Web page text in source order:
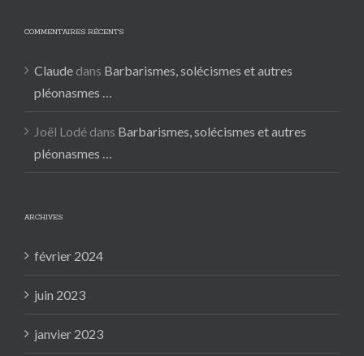
COMMENTAIRES RÉCENTS
Claude dans Barbarismes, solécismes et autres
pléonasmes …
Joël Lodé dans Barbarismes, solécismes et autres
pléonasmes …
ARCHIVES
février 2024
juin 2023
janvier 2023